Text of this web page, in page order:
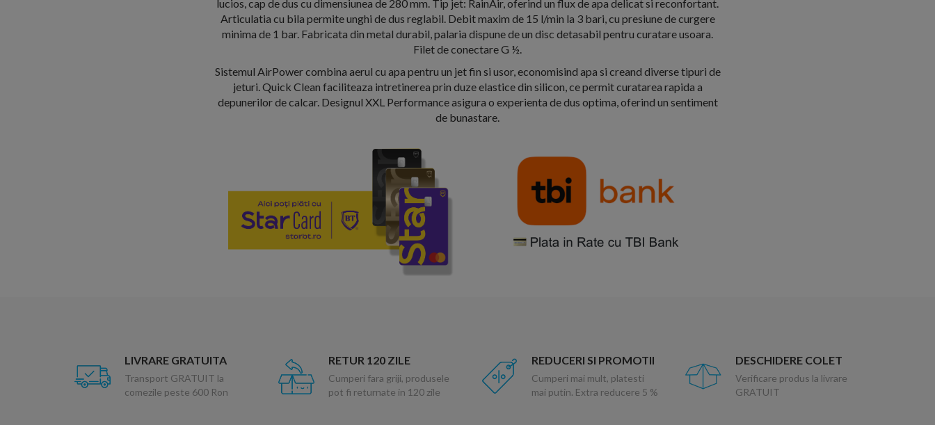
lucios, cap de dus cu dimensiunea de 280 mm. Tip jet: RainAir, oferind un flux de apa delicat si reconfortant.
Articulatia cu bila permite unghi de dus reglabil. Debit maxim de 15 l/min la 3 bari, cu presiune de curgere
minima de 1 bar. Fabricata din metal durabil, palaria dispune de un disc detasabil pentru curatare usoara.
Filet de conectare G ½.
Sistemul AirPower combina aerul cu apa pentru un jet fin si usor, economisind apa si creand diverse tipuri de
jeturi. Quick Clean faciliteaza intretinerea prin duze elastice din silicon, ce permit curatarea rapida a
depunerilor de calcar. Designul XXL Performance asigura o experienta de dus optima, oferind un sentiment
de bunastare.
LIVRARE GRATUITA
Transport GRATUIT la
comezile peste 600 Ron
RETUR 120 ZILE
Cumperi fara griji, produsele
pot fi returnate in 120 zile
REDUCERI SI PROMOTII
Cumperi mai mult, platesti
mai putin. Extra reducere 5 %
DESCHIDERE COLET
Verificare produs la livrare
GRATUIT